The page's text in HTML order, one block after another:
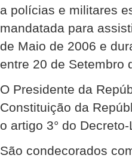
a polícias e militares
mandatada para
de Maio de 2006 e
entre 20 de Setembro
O Presidente da
Constituição da
o artigo 3° do
São condecorados